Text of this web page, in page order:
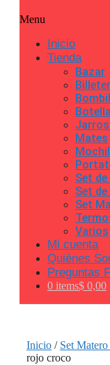
Menu
Inicio
Tienda
Bazar
Mates
Set
Set de
Set
Varios
Mi cuenta
Quiénes
Preguntas
0 items$ 0,00
Inicio / Set
rojo croco